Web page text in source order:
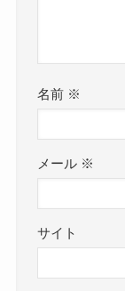
名前 ※
メール ※
サイト